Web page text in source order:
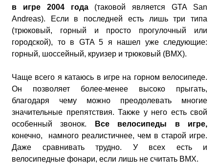
в игре 2004 года(таковой является GTA San
Andreas). Если в последней есть лишь три типа
(трюковый, горный и просто прогулочный или
городской), то в GTA 5 я нашел уже следующие:
горный, шоссейный, круизер и трюковый (BMX).
Чаще всего я катаюсь в игре на горном велосипеде.
Он позволяет более-менее высоко прыгать,
благодаря чему можно преодолевать многие
значительные препятствия. Также у него есть свой
особенный звонок. Все велосипеды в игре,
конечно, намного реалистичнее, чем в старой игре.
Даже сравнивать трудно. У всех есть и
велосипедные фонари, если лишь не считать BMX.